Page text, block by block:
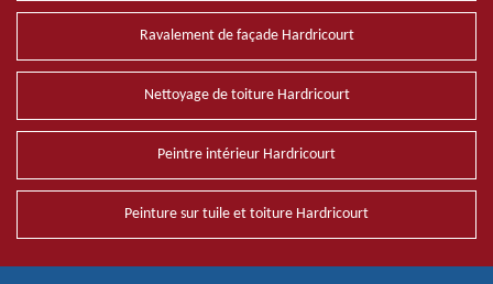
Ravalement de façade Hardricourt
Nettoyage de toiture Hardricourt
Peintre intérieur Hardricourt
Peinture sur tuile et toiture Hardricourt